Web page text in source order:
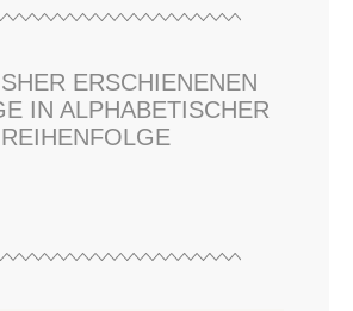
ERSCHIENENEN
IN ALPHABETISCHER
REIHENFOLGE